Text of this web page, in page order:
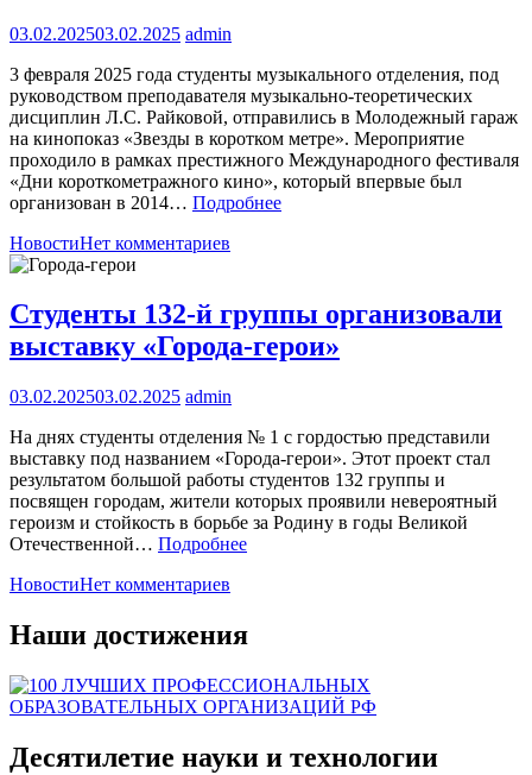
03.02.202503.02.2025 admin
3 февраля 2025 года студенты музыкального отделения, под
руководством преподавателя музыкально-теоретических
дисциплин Л.С. Райковой, отправились в Молодежный гараж
на кинопоказ «Звезды в коротком метре». Мероприятие
проходило в рамках престижного Международного фестиваля
«Дни короткометражного кино», который впервые был
организован в 2014… Подробнее
НовостиНет комментариев
Студенты 132-й группы организовали
выставку «Города-герои»
03.02.202503.02.2025 admin
На днях студенты отделения № 1 с гордостью представили
выставку под названием «Города-герои». Этот проект стал
результатом большой работы студентов 132 группы и
посвящен городам, жители которых проявили невероятный
героизм и стойкость в борьбе за Родину в годы Великой
Отечественной… Подробнее
НовостиНет комментариев
Наши достижения
Десятилетие науки и технологии